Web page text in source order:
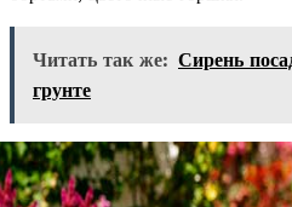
Читать так же: Сирень
грунте